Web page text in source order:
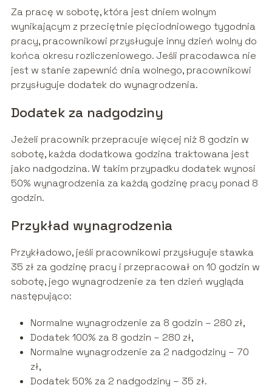
Za pracę w sobotę, która jest dniem wolnym
wynikającym z przeciętnie pięciodniowego tygodnia
pracy, pracownikowi przysługuje inny dzień wolny do
końca okresu rozliczeniowego. Jeśli pracodawca nie
jest w stanie zapewnić dnia wolnego, pracownikowi
przysługuje dodatek do wynagrodzenia.
Dodatek za nadgodziny
Jeżeli pracownik przepracuje więcej niż 8 godzin w
sobotę, każda dodatkowa godzina traktowana jest
jako nadgodzina. W takim przypadku dodatek wynosi
50% wynagrodzenia za każdą godzinę pracy ponad 8
godzin.
Przykład wynagrodzenia
Przykładowo, jeśli pracownikowi przysługuje stawka
35 zł za godzinę pracy i przepracował on 10 godzin w
sobotę, jego wynagrodzenie za ten dzień wygląda
następująco:
Normalne wynagrodzenie za 8 godzin – 280 zł,
Dodatek 100% za 8 godzin – 280 zł,
Normalne wynagrodzenie za 2 nadgodziny – 70
zł,
Dodatek 50% za 2 nadgodziny – 35 zł.